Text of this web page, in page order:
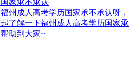
家承不承认
州成人高考学历国家承不承认呀，
了解一下福州成人高考学历国家承
助到大家~